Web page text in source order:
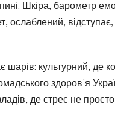
Шкіра, барометр
ослаблений,
шарів: культурний, де
здоров’я
де стрес не